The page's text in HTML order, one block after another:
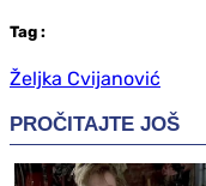
Tag :
Željka Cvijanović